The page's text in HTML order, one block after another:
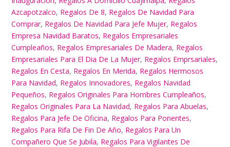
Azcapotzalco, Regalos De 8, Regalos De Navidad Para
Comprar, Regalos De Navidad Para Jefe Mujer, Regalos
Empresa Navidad Baratos, Regalos Empresariales
Cumpleaños, Regalos Empresariales De Madera, Regalos
Empresariales Para El Dia De La Mujer, Regalos Emprsariales,
Regalos En Cesta, Regalos En Merida, Regalos Hermosos
Para Navidad, Regalos Innovadores, Regalos Navidad
Pequeños, Regalos Originales Para Hombres Cumpleaños,
Regalos Originales Para La Navidad, Regalos Para Abuelas,
Regalos Para Jefe De Oficina, Regalos Para Ponentes,
Regalos Para Rifa De Fin De Año, Regalos Para Un
Compañero Que Se Jubila, Regalos Para Vigilantes De